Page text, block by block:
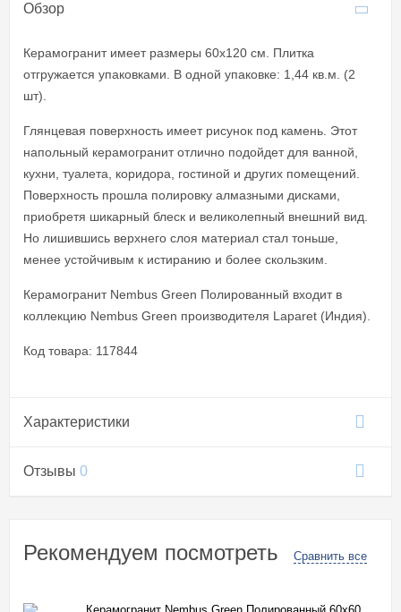
Обзор
Керамогранит имеет размеры 60x120 см. Плитка
отгружается упаковками. В одной упаковке: 1,44 кв.м. (2
шт).
Глянцевая поверхность имеет рисунок под камень. Этот
напольный керамогранит отлично подойдет для ванной,
кухни, туалета, коридора, гостиной и других помещений.
Поверхность прошла полировку алмазными дисками,
приобретя шикарный блеск и великолепный внешний вид.
Но лишившись верхнего слоя материал стал тоньше,
менее устойчивым к истиранию и более скользким.
Керамогранит Nembus Green Полированный входит в
коллекцию Nembus Green производителя Laparet (Индия).
Код товара: 117844
Характеристики
Отзывы 0
Рекомендуем посмотреть Сравнить все